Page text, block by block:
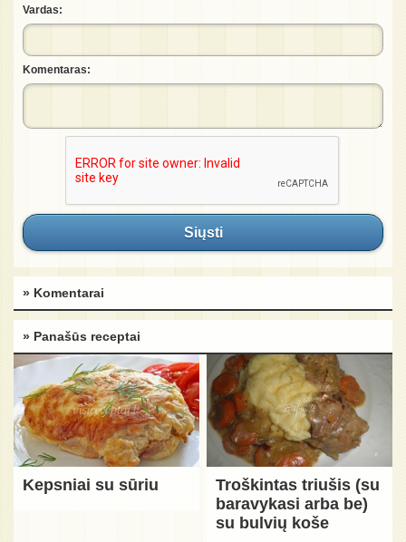
Vardas:
Komentaras:
Siųsti
» Komentarai
» Panašūs receptai
Kepsniai su sūriu
Troškintas triušis (su
baravykasi arba be)
su bulvių koše